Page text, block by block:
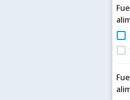
check_box_outline_blank
check_box_outline_blank